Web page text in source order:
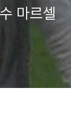
마르셀